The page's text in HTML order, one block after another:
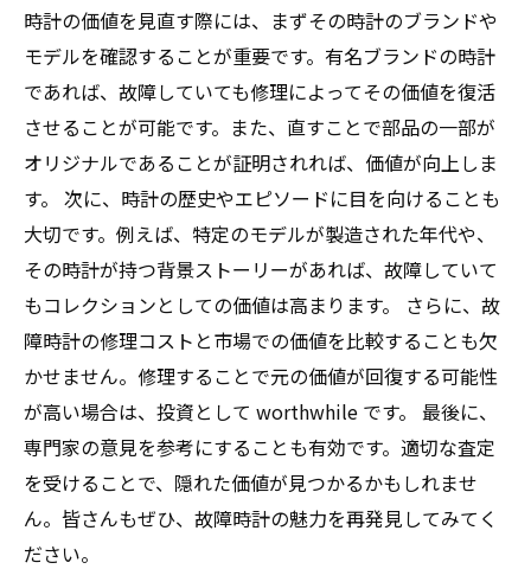
時計の価値を見直す際には、まずその時計のブランドや
モデルを確認することが重要です。有名ブランドの時計
であれば、故障していても修理によってその価値を復活
させることが可能です。また、直すことで部品の一部が
オリジナルであることが証明されれば、価値が向上しま
す。 次に、時計の歴史やエピソードに目を向けることも
大切です。例えば、特定のモデルが製造された年代や、
その時計が持つ背景ストーリーがあれば、故障していて
もコレクションとしての価値は高まります。 さらに、故
障時計の修理コストと市場での価値を比較することも欠
かせません。修理することで元の価値が回復する可能性
が高い場合は、投資として worthwhile です。 最後に、
専門家の意見を参考にすることも有効です。適切な査定
を受けることで、隠れた価値が見つかるかもしれませ
ん。皆さんもぜひ、故障時計の魅力を再発見してみてく
ださい。